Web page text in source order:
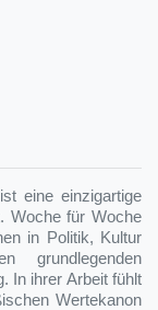
eine einzigartige
Woche für Woche
in Politik, Kultur
In ihrer Arbeit fühlt
Wertekanon